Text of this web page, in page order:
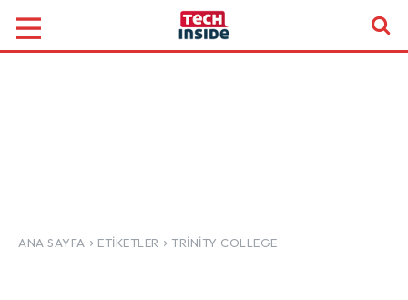
ANA SAYFA ETIKETLER TRINITY COLLEGE